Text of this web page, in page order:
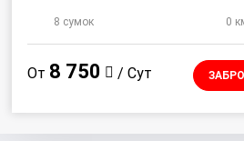
8 сумок 0
От 8 750 / Сут